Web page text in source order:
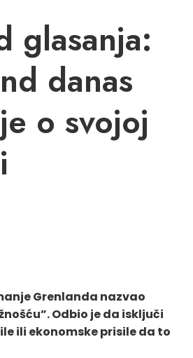
glasanja:
danas
o svojoj
Grenlanda nazvao
Odbio je da isključi
ili ekonomske prisile da to